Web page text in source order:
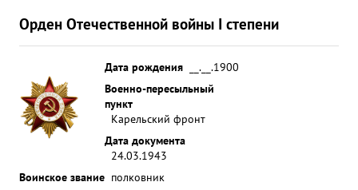
Орден Отечественной войны I степени
Дата рождения
__.__.1900
Военно-пересыльный
пункт
Карельский фронт
Дата документа
24.03.1943
Воинское звание полковник